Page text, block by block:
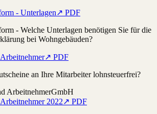
- Unterlagen↗ PDF
- Welche Unterlagen benötigen Sie für die
bei Wohngebäuden?
↗ PDF
an Ihre Mitarbeiter lohnsteuerfrei?
ArbeitnehmerGmbH
2022↗ PDF